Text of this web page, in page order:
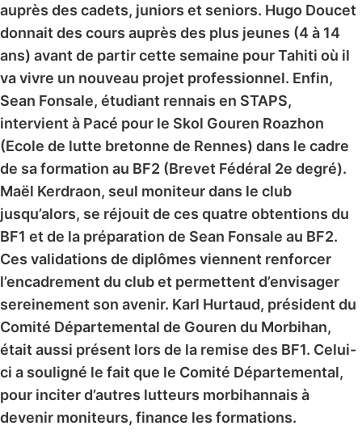
auprès des cadets, juniors et seniors. Hugo Doucet
donnait des cours auprès des plus jeunes (4 à 14
ans) avant de partir cette semaine pour Tahiti où il
va vivre un nouveau projet professionnel. Enfin,
Sean Fonsale, étudiant rennais en STAPS,
intervient à Pacé pour le Skol Gouren Roazhon
(Ecole de lutte bretonne de Rennes) dans le cadre
de sa formation au BF2 (Brevet Fédéral 2e degré).
Maël Kerdraon, seul moniteur dans le club
jusqu’alors, se réjouit de ces quatre obtentions du
BF1 et de la préparation de Sean Fonsale au BF2.
Ces validations de diplômes viennent renforcer
l’encadrement du club et permettent d’envisager
sereinement son avenir. Karl Hurtaud, président du
Comité Départemental de Gouren du Morbihan,
était aussi présent lors de la remise des BF1. Celui-
ci a souligné le fait que le Comité Départemental,
pour inciter d’autres lutteurs morbihannais à
devenir moniteurs, finance les formations.